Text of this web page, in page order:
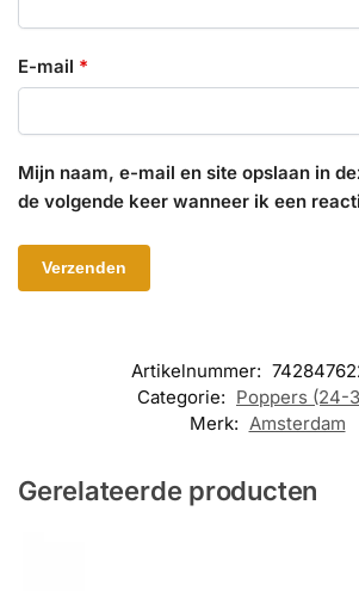
E-mail *
Mijn naam, e-mail en site opslaan in
de volgende keer wanneer ik een
Artikelnummer:
Categorie: Poppers (24-
Merk: Amsterdam
Gerelateerde producten